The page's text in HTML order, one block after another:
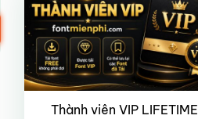
Thành viên VIP LIFETIME